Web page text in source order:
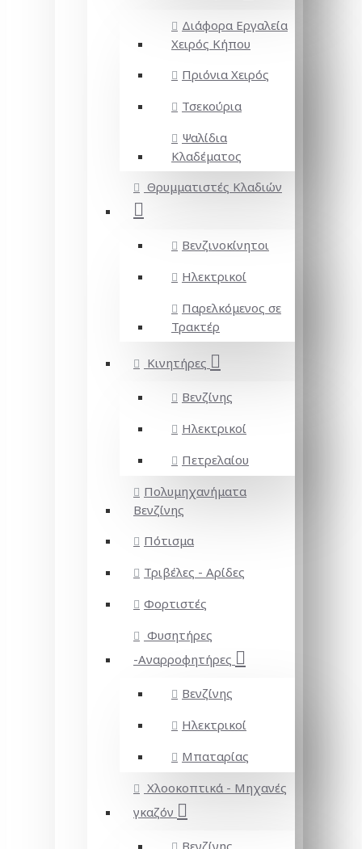
Διάφορα Εργαλεία
Χειρός Κήπου
Πριόνια Χειρός
Τσεκούρια
Ψαλίδια
Κλαδέματος
Θρυμματιστές Κλαδιών
Βενζινοκίνητοι
Ηλεκτρικοί
Παρελκόμενος σε
Τρακτέρ
Κινητήρες
Βενζίνης
Ηλεκτρικοί
Πετρελαίου
Πολυμηχανήματα
Βενζίνης
Πότισμα
Τριβέλες - Αρίδες
Φορτιστές
Φυσητήρες
-Αναρροφητήρες
Βενζίνης
Ηλεκτρικοί
Μπαταρίας
Χλοοκοπτικά - Μηχανές
γκαζόν
Βενζίνης